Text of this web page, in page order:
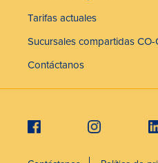
Tarifas actuales
Sucursales compartidas CO-
Contáctanos